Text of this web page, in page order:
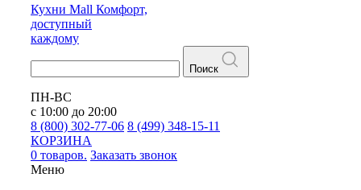
Кухни Mall Комфорт,
доступный
каждому
Поиск
ПН-ВС
с 10:00 до 20:00
8 (800) 302-77-06 8 (499) 348-15-11
КОРЗИНА
0 товаров. Заказать звонок
Меню